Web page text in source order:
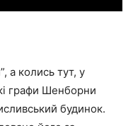
а колись тут, у
графи Шенборни
будинок.